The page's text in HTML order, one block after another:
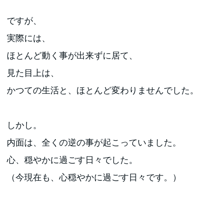
ですが、
実際には、
ほとんど動く事が出来ずに居て、
見た目上は、
かつての生活と、ほとんど変わりませんでした。
しかし。
内面は、全くの逆の事が起こっていました。
心、穏やかに過ごす日々でした。
（今現在も、心穏やかに過ごす日々です。）